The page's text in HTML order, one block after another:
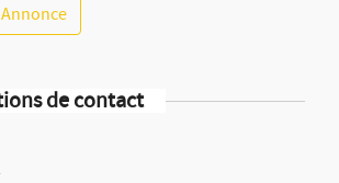
de contact